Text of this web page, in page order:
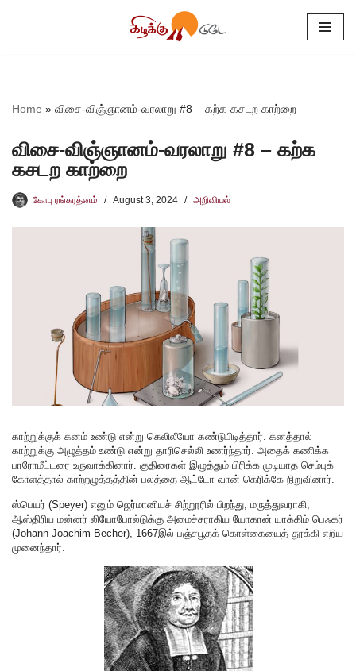
Home » விசை-விஞ்ஞானம்-வரலாறு #8 – கற்க கசடற காற்றை
விசை-விஞ்ஞானம்-வரலாறு #8 – கற்க
கசடற காற்றை
கோபு ரங்கரத்னம் August 3, 2024 அறிவியல்
காற்றுக்குக் கனம் உண்டு என்று கெலிலீயோ கண்டுபிடித்தார். கனத்தால்
காற்றுக்கு அழுத்தம் உண்டு என்று தாரிசெல்லி உணர்ந்தார். அதைக் கணிக்க
பாரோமீட்டரை உருவாக்கினார். குதிரைகள் இழுத்தும் பிரிக்க முடியாத செம்புக்
கோளத்தால் காற்றழுத்தத்தின் பலத்தை ஆட்டோ வான் கெரிக்கே நிறுவினார்.
ஸ்பெயர் (Speyer) எனும் ஜெர்மானியச் சிற்றூரில் பிறந்து, மருத்துவராகி,
ஆஸ்திரிய மன்னர் லியோபோல்டுக்கு அமைச்சராகிய யோகான் யாக்கிம் பெஃகர்
(Johann Joachim Becher), 1667இல் பஞ்சபூதக் கொள்கையைத் தூக்கி எறிய
முனைந்தார்.